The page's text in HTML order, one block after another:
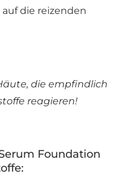
die reizenden
die empfindlich
reagieren!
Foundation